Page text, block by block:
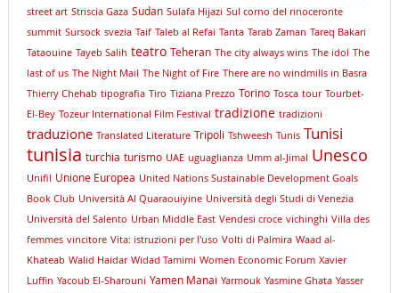
street art Striscia Gaza Sudan Sulafa Hijazi Sul corno del rinoceronte
summit Sursock svezia Taif Taleb al Refai Tanta Tarab Zaman Tareq Bakari
Tataouine Tayeb Salih teatro Teheran The city always wins The idol The
last of us The Night Mail The Night of Fire There are no windmills in Basra
Thierry Chehab tipografia Tiro Tiziana Prezzo Torino Tosca tour Tourbet-
El-Bey Tozeur International Film Festival tradizione tradizioni
traduzione Translated Literature Tripoli Tshweesh Tunis Tunisi
tunisia turchia turismo UAE uguaglianza Umm al-Jimal Unesco
Unifil Unione Europea United Nations Sustainable Development Goals
Book Club Università Al Quaraouiyine Università degli Studi di Venezia
Università del Salento Urban Middle East Vendesi croce vichinghi Villa des
femmes vincitore Vita: istruzioni per l'uso Volti di Palmira Waad al-
Khateab Walid Haidar Widad Tamimi Women Economic Forum Xavier
Luffin Yacoub El-Sharouni Yamen Manai Yarmouk Yasmine Ghata Yasser